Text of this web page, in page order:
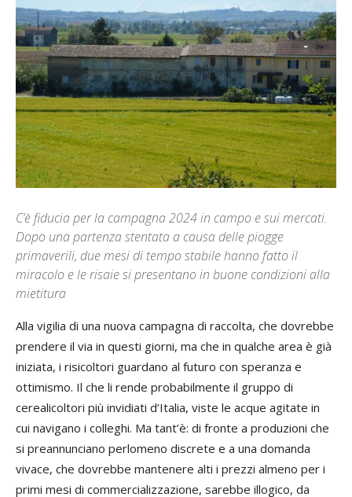
C’è fiducia per la campagna 2024 in campo e sui mercati.
Dopo una partenza stentata a causa delle piogge
primaverili, due mesi di tempo stabile hanno fatto il
miracolo e le risaie si presentano in buone condizioni alla
mietitura
Alla vigilia di una nuova campagna di raccolta, che dovrebbe
prendere il via in questi giorni, ma che in qualche area è già
iniziata, i risicoltori guardano al futuro con speranza e
ottimismo. Il che li rende probabilmente il gruppo di
cerealicoltori più invidiati d’Italia, viste le acque agitate in
cui navigano i colleghi. Ma tant’è: di fronte a produzioni che
si preannunciano perlomeno discrete e a una domanda
vivace, che dovrebbe mantenere alti i prezzi almeno per i
primi mesi di commercializzazione, sarebbe illogico, da